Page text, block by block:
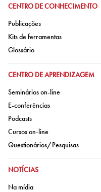
IR PARA:
CENTRO DE CONHECIMENTO
Ir para:
Publicações
Ir para:
Kits de ferramentas
Ir para:
Glossário
IR PARA:
CENTRO DE APRENDIZAGEM
Ir para:
Seminários on-line
Ir para:
E-conferências
Ir para:
Podcasts
Ir para:
Cursos on-line
Ir para:
Questionários/Pesquisas
IR PARA:
NOTÍCIAS
Ir para:
Na mídia